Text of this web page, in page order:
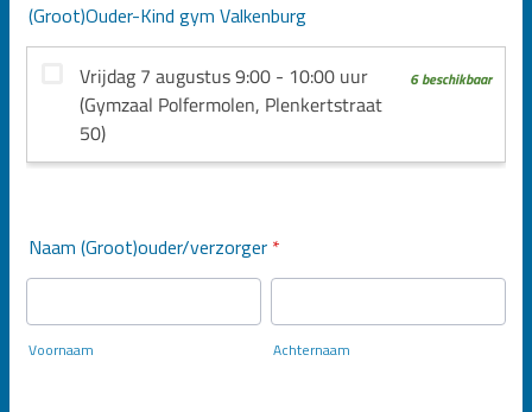
(Groot)Ouder-Kind gym Valkenburg
Naam (Groot)ouder/verzorger *
Voornaam Achternaam